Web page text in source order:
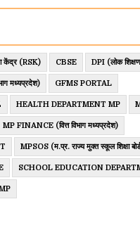
केंद्र (RSK) CBSE DPI (लोक
मध्यप्रदेश) GFMS PORTAL
HEALTH DEPARTMENT MP
MP FINANCE (वित्त विभाग मध्यप्रदेश)
MPSOS (म.प्र. राज्य मुक्त स्कूल शिक्षा
SCHOOL EDUCATION